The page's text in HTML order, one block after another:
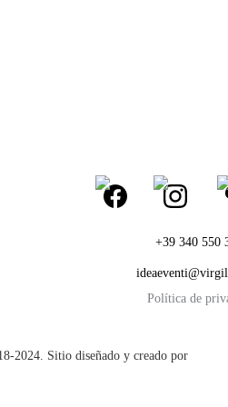
+39 340 550
Política de
2024. Sitio diseñado y creado por